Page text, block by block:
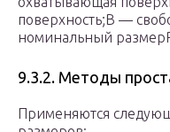
поверхность;В —
номинальный
9.3.2. Методы
Применяются